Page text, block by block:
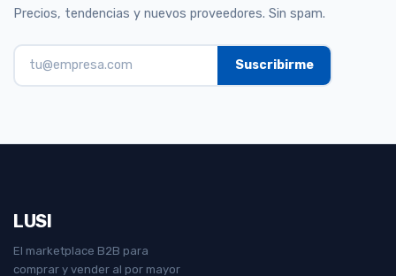
Precios, tendencias y nuevos proveedores. Sin spam.
LUSI
El marketplace B2B para
comprar y vender al por mayor